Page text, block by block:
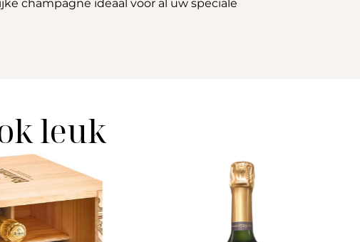
champagne ideaal voor al uw speciale
leuk